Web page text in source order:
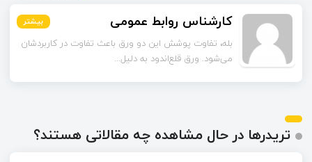
بیشتر اسماعیل زاده بیشتر
تا قبل از خوندن این مقاله فکر می‌کردم ورق قلع‌اندود
همون ورق گالوانیزه است. تفاو...
بیشتر
بیشتر
بیشتر
بیشتر
تریدرها در حال مشاهده چه مقالاتی هستند؟